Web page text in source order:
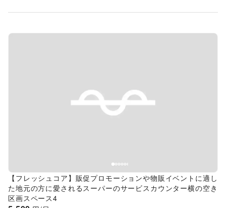
Previous slide
【フレッシュコア】販促プロモーションや物販イベントに適し
た地元の方に愛されるスーパーのサービスカウンター横の空き
区画スペース4